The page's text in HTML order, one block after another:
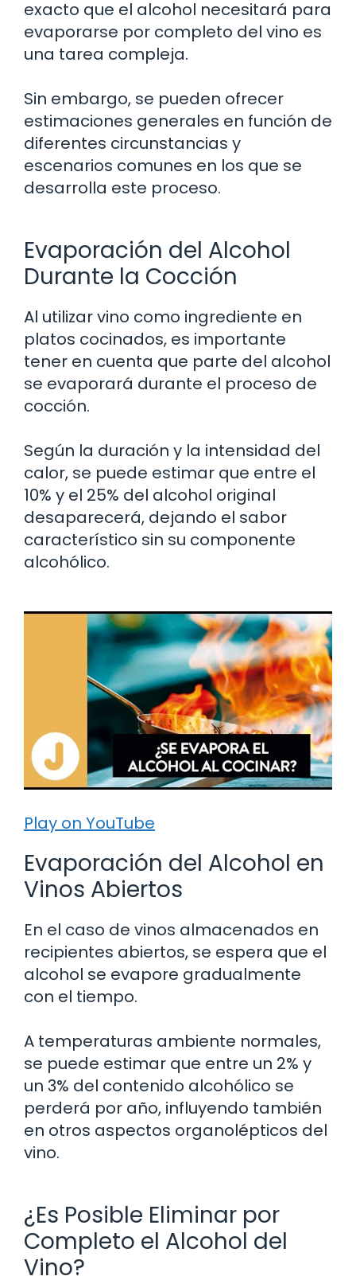
exacto que el alcohol necesitará para
evaporarse por completo del vino es
una tarea compleja.
Sin embargo, se pueden ofrecer
estimaciones generales en función de
diferentes circunstancias y
escenarios comunes en los que se
desarrolla este proceso.
Evaporación del Alcohol
Durante la Cocción
Al utilizar vino como ingrediente en
platos cocinados, es importante
tener en cuenta que parte del alcohol
se evaporará durante el proceso de
cocción.
Según la duración y la intensidad del
calor, se puede estimar que entre el
10% y el 25% del alcohol original
desaparecerá, dejando el sabor
característico sin su componente
alcohólico.
Play on YouTube
Evaporación del Alcohol en
Vinos Abiertos
En el caso de vinos almacenados en
recipientes abiertos, se espera que el
alcohol se evapore gradualmente
con el tiempo.
A temperaturas ambiente normales,
se puede estimar que entre un 2% y
un 3% del contenido alcohólico se
perderá por año, influyendo también
en otros aspectos organolépticos del
vino.
¿Es Posible Eliminar por
Completo el Alcohol del
Vino?